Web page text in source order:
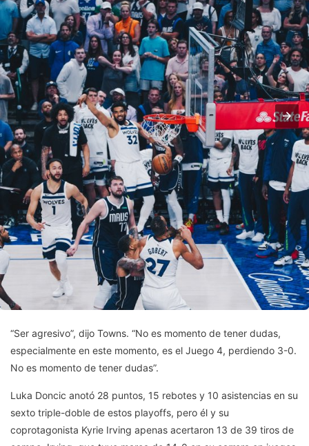
“Ser agresivo”, dijo Towns. “No es momento de tener dudas,
especialmente en este momento, es el Juego 4, perdiendo 3-0.
No es momento de tener dudas”.
Luka Doncic anotó 28 puntos, 15 rebotes y 10 asistencias en su
sexto triple-doble de estos playoffs, pero él y su
coprotagonista Kyrie Irving apenas acertaron 13 de 39 tiros de